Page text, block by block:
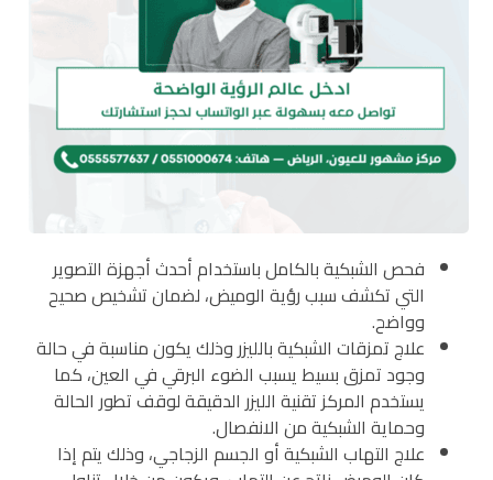
فحص الشبكية بالكامل باستخدام أحدث أجهزة التصوير
التي تكشف سبب رؤية الوميض، لضمان تشخيص صحيح
وواضح.
علاج تمزقات الشبكية بالليزر وذلك يكون مناسبة في حالة
وجود تمزق بسيط يسبب الضوء البرقي في العين، كما
يستخدم المركز تقنية الليزر الدقيقة لوقف تطور الحالة
وحماية الشبكية من الانفصال.
علاج التهاب الشبكية أو الجسم الزجاجي، وذلك يتم إذا